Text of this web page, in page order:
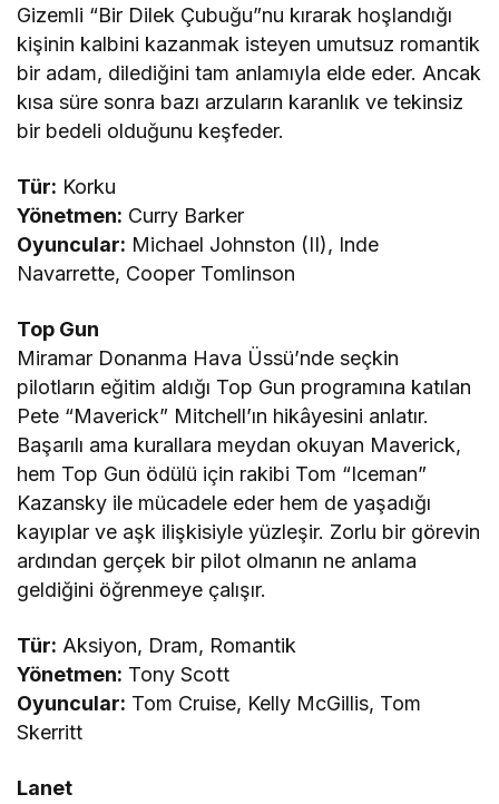
Gizemli “Bir Dilek Çubuğu”nu kırarak hoşlandığı
kişinin kalbini kazanmak isteyen umutsuz romantik
bir adam, dilediğini tam anlamıyla elde eder. Ancak
kısa süre sonra bazı arzuların karanlık ve tekinsiz
bir bedeli olduğunu keşfeder.
Tür: Korku
Yönetmen: Curry Barker
Oyuncular: Michael Johnston (II), Inde
Navarrette, Cooper Tomlinson
Top Gun
Miramar Donanma Hava Üssü’nde seçkin
pilotların eğitim aldığı Top Gun programına katılan
Pete “Maverick” Mitchell’ın hikâyesini anlatır.
Başarılı ama kurallara meydan okuyan Maverick,
hem Top Gun ödülü için rakibi Tom “Iceman”
Kazansky ile mücadele eder hem de yaşadığı
kayıplar ve aşk ilişkisiyle yüzleşir. Zorlu bir görevin
ardından gerçek bir pilot olmanın ne anlama
geldiğini öğrenmeye çalışır.
Tür: Aksiyon, Dram, Romantik
Yönetmen: Tony Scott
Oyuncular: Tom Cruise, Kelly McGillis, Tom
Skerritt
Lanet